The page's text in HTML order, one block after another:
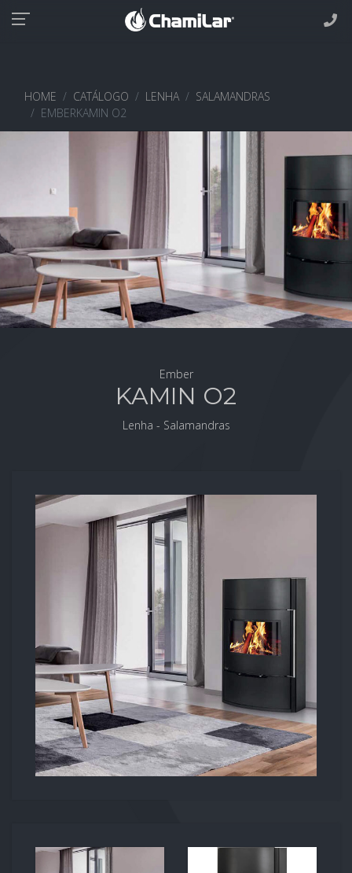
HOME CATÁLOGO LENHA
SALAMANDRAS
EMBERKAMIN O2
Ember
KAMIN O2
Lenha - Salamandras